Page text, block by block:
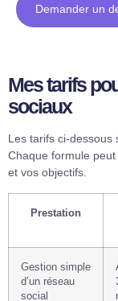
Demander un
Mes tarifs
sociaux
Les tarifs ci-dessous
Chaque formule
et vos objectifs.
Prestation
Gestion simple
d’un réseau
social